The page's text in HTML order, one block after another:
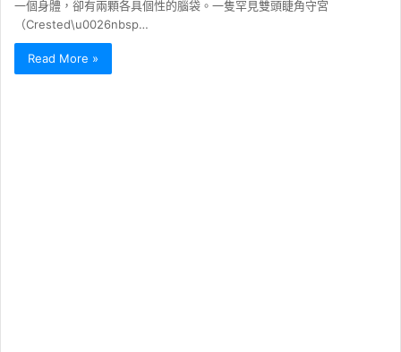
一個身體，卻有兩顆各具個性的腦袋。一隻罕見雙頭睫角守宮
（Crested\u0026nbsp…
Read More »